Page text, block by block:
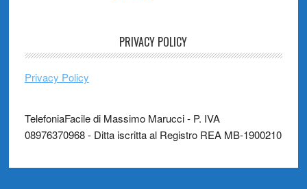
PRIVACY POLICY
Privacy Policy
TelefoniaFacile di Massimo Marucci - P. IVA
08976370968 - Ditta iscritta al Registro REA MB-1900210